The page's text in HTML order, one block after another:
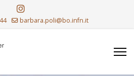
barbara.poli@bo.infn.it